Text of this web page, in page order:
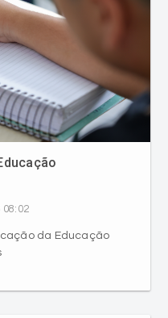
08:02
da Educação